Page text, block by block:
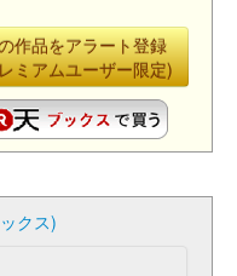
作品をアラート登録
ミアムユーザー限定)
クス)